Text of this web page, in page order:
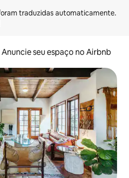
Anuncie seu espaço no Airbnb